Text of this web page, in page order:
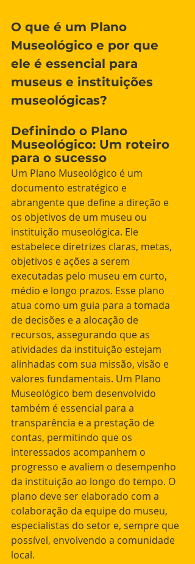
O que é um Plano
Museológico e por que
ele é essencial para
museus e instituições
museológicas?
Definindo o Plano
Museológico: Um roteiro
para o sucesso
Um Plano Museológico é um
documento estratégico e
abrangente que define a direção e
os objetivos de um museu ou
instituição museológica. Ele
estabelece diretrizes claras, metas,
objetivos e ações a serem
executadas pelo museu em curto,
médio e longo prazos. Esse plano
atua como um guia para a tomada
de decisões e a alocação de
recursos, assegurando que as
atividades da instituição estejam
alinhadas com sua missão, visão e
valores fundamentais. Um Plano
Museológico bem desenvolvido
também é essencial para a
transparência e a prestação de
contas, permitindo que os
interessados acompanhem o
progresso e avaliem o desempenho
da instituição ao longo do tempo. O
plano deve ser elaborado com a
colaboração da equipe do museu,
especialistas do setor e, sempre que
possível, envolvendo a comunidade
local.